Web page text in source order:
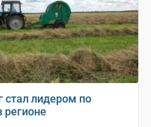
стал лидером по
регионе